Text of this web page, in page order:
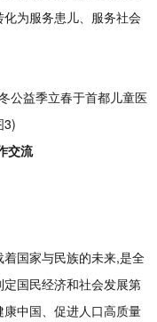
为服务患儿、服务社会
交流
国家与民族的未来,是全
国民经济和社会发展第
中国、促进人口高质量